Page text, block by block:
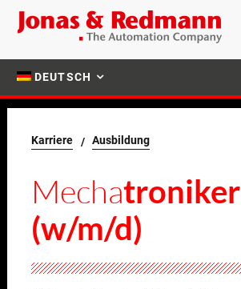
DEUTSCH
Karriere Ausbildung
Mechatroniker
(w/m/d)